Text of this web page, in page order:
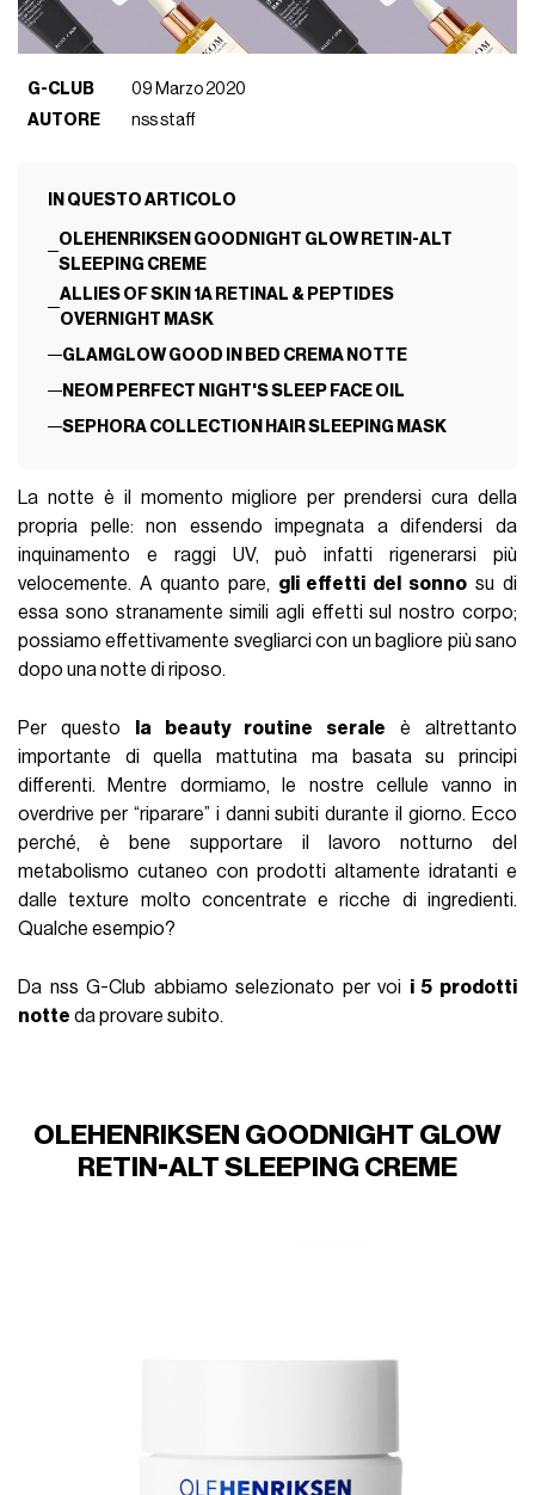
G-CLUB
09 Marzo 2020
AUTORE
nss staff
IN QUESTO ARTICOLO
OLEHENRIKSEN GOODNIGHT GLOW RETIN-ALT
SLEEPING CREME
ALLIES OF SKIN 1A RETINAL & PEPTIDES
OVERNIGHT MASK
GLAMGLOW GOOD IN BED CREMA NOTTE
NEOM PERFECT NIGHT'S SLEEP FACE OIL
SEPHORA COLLECTION HAIR SLEEPING MASK
La notte è il momento migliore per prendersi cura della
propria pelle: non essendo impegnata a difendersi da
inquinamento e raggi UV, può infatti rigenerarsi più
velocemente. A quanto pare, gli effetti del sonno su di
essa sono stranamente simili agli effetti sul nostro corpo;
possiamo effettivamente svegliarci con un bagliore più sano
dopo una notte di riposo.
Per questo la beauty routine serale è altrettanto
importante di quella mattutina ma basata su principi
differenti. Mentre dormiamo, le nostre cellule vanno in
overdrive per “riparare” i danni subiti durante il giorno. Ecco
perché, è bene supportare il lavoro notturno del
metabolismo cutaneo con prodotti altamente idratanti e
dalle texture molto concentrate e ricche di ingredienti.
Qualche esempio?
Da nss G-Club abbiamo selezionato per voi i 5 prodotti
notte da provare subito.
OLEHENRIKSEN GOODNIGHT GLOW
RETIN-ALT SLEEPING CREME